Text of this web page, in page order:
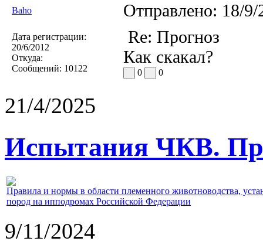
Baho Отправлено: 18/
Дата регистрации:
20/6/2012
Откуда:
Сообщений: 10122
Re: Прогноз
Как скакал?
0 0
21/4/2025
Испытания ЧКВ.
Правила и нормы в области племенного животноводства,
пород на ипподромах Российской Федерации
9/11/2024